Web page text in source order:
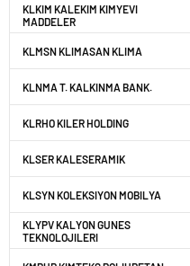
KLKIM KALEKIM KIMYEVI
MADDELER
KLMSN KLIMASAN KLIMA
KLNMA T. KALKINMA BANK.
KLRHO KILER HOLDING
KLSER KALESERAMIK
KLSYN KOLEKSIYON MOBILYA
KLYPV KALYON GUNES
TEKNOLOJILERI